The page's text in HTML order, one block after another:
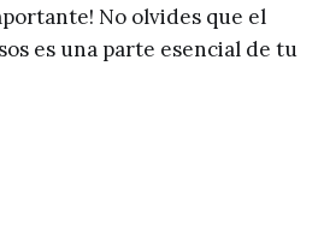
No olvides que el
es una parte esencial de tu